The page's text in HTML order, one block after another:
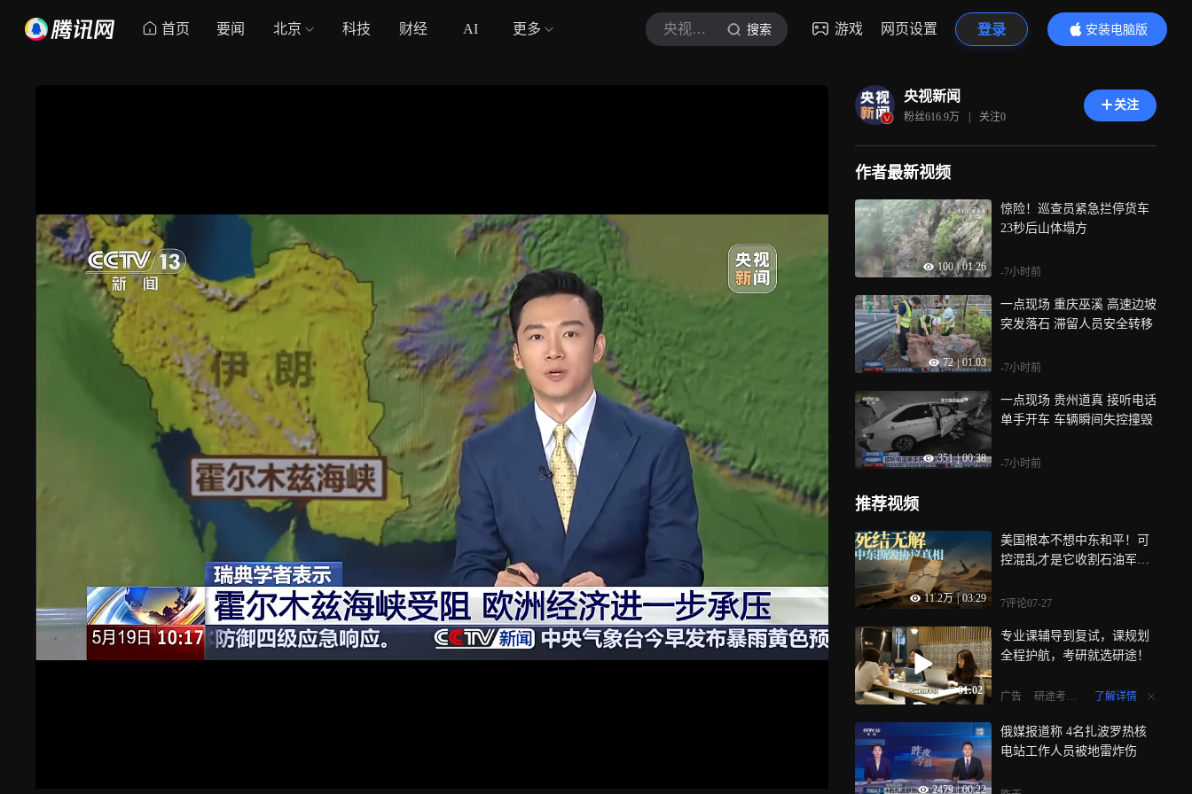
首页 要闻 北京 科技 财经 AI 更多 央视新闻 搜索 游戏 网页设置 登录
安装电脑版
内容更精彩
央视新闻
粉丝616.9万 | 关注0
关注
作者最新视频
100 | 01:26
惊险！巡查员紧急拦停货车
23秒后山体塌方
-7小时前
72 | 01:03
一点现场 重庆巫溪 高速边坡
突发落石 滞留人员安全转移
-7小时前
351 | 00:38
一点现场 贵州道真 接听电话
单手开车 车辆瞬间失控撞毁
-7小时前
推荐视频
11.2万 | 03:29
美国根本不想中东和平！可
控混乱才是它收割石油军火
7评论07-27
01:02
专业课辅导到复试，课规划
全程护航，考研就选研途！
广告 研途考研VIP 了解详情
2479 | 00:22
俄媒报道称 4名扎波罗热核
电站工作人员被地雷炸伤